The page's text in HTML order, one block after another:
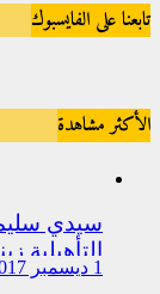
تابعنا على الفايسبوك
الأكثر مشاهدة
سيدي
1 ديسمبر 2017